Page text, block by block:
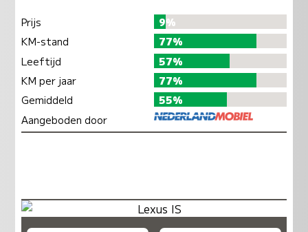
Prijs
9%
KM-stand
77%
Leeftijd
57%
KM per jaar
77%
Gemiddeld
55%
Aangeboden door